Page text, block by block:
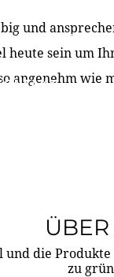
UNS
und
heute sein um
angenehm wie
die
zu